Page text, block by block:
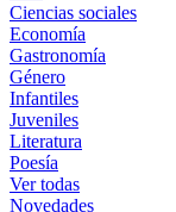
Ciencias sociales
Economía
Gastronomía
Género
Infantiles
Juveniles
Literatura
Poesía
Ver todas
Novedades